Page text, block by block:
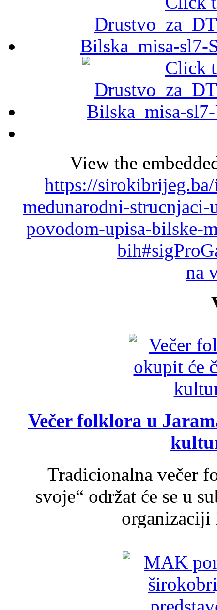
View the
https://
medunarodni-
povodom-upisa-bilske-
na
Večer folklora u
Tradicionalna večer
svoje“ održat će se u
organizaciji